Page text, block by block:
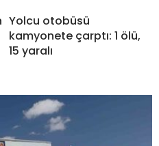
Yolcu otobüsü
kamyonete çarptı: 1 ölü,
15 yaralı